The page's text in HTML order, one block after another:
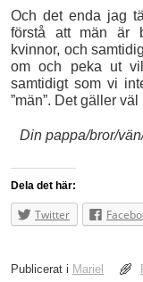
Och det enda jag
förstå att män är
kvinnor, och
om och peka ut
samtidigt som vi
”män”. Det gäller
Din pappa/bror/
Dela det här:
Twitter
Publicerat i Mariel